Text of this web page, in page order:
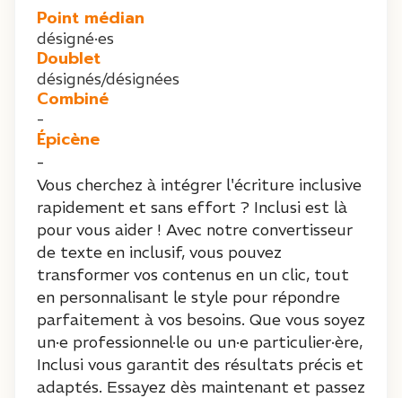
Point médian
désigné·es
Doublet
désignés/désignées
Combiné
-
Épicène
-
Vous cherchez à intégrer l'écriture inclusive
rapidement et sans effort ? Inclusi est là
pour vous aider ! Avec notre convertisseur
de texte en inclusif, vous pouvez
transformer vos contenus en un clic, tout
en personnalisant le style pour répondre
parfaitement à vos besoins. Que vous soyez
un·e professionnel·le ou un·e particulier·ère,
Inclusi vous garantit des résultats précis et
adaptés. Essayez dès maintenant et passez